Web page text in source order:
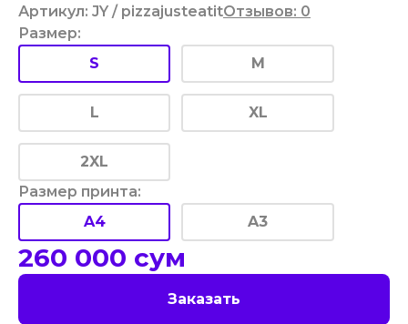
Артикул: JY / pizzajusteatitОтзывов: 0
Размер:
S
M
L XL
2XL
Размер принта:
A4
A3
260 000 сум
Заказать